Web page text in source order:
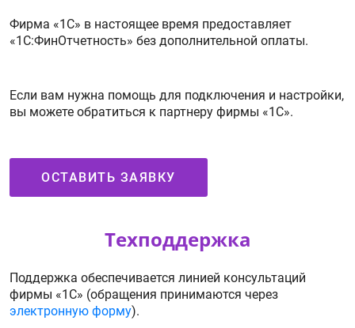
Фирма «1С» в настоящее время предоставляет
«1С:ФинОтчетность» без дополнительной оплаты.
Если вам нужна помощь для подключения и настройки,
вы можете обратиться к партнеру фирмы «1С».
ОСТАВИТЬ ЗАЯВКУ
Техподдержка
Поддержка обеспечивается линией консультаций
фирмы «1С» (обращения принимаются через
электронную форму).